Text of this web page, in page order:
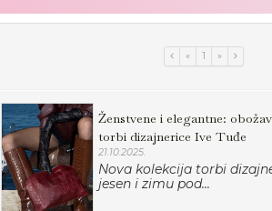
« 1 »
Ženstvene i elegantne:
torbi dizajnerice Ive Tuđe
21.10.2025.
Nova kolekcija torbi
jesen i zimu pod...